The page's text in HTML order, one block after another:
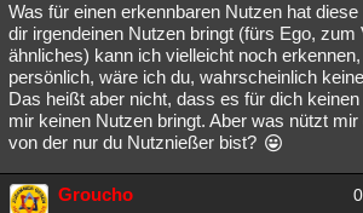
Was für einen erkennbaren Nutzen hat
dir irgendeinen Nutzen bringt (fürs Ego, zum
ähnliches) kann ich vielleicht noch
persönlich, wäre ich du, wahrscheinlich
Das heißt aber nicht, dass es für dich
mir keinen Nutzen bringt. Aber was nützt
von der nur du Nutznießer bist?
Groucho